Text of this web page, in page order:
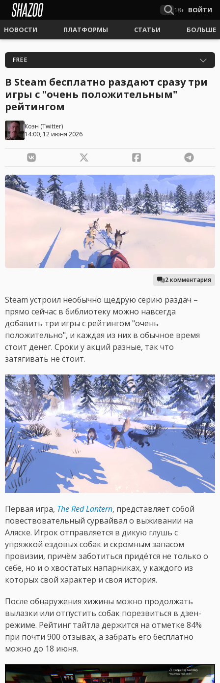
18+ ВОЙТИ
НОВОСТИ ПЛАТФОРМЫ СТАТЬИ БОЛЬШЕ
FREE
В Steam бесплатно раздают сразу три
игры с "очень положительным"
рейтингом
Коэн (Twitter)
14:00, 12 июня 2026
2 комментария
Steam устроил необычно щедрую серию раздач –
прямо сейчас в библиотеку можно навсегда
добавить три игры с рейтингом "очень
положительно", и каждая из них в обычное время
стоит денег. Сроки у акций разные, так что
затягивать не стоит.
Первая игра, The Red Lantern, представляет собой
повествовательный сурвайвал о выживании на
Аляске. Игрок отправляется в дикую глушь с
упряжкой ездовых собак и скромным запасом
провизии, причём заботиться придётся не только о
себе, но и о хвостатых напарниках, у каждого из
которых свой характер и своя история.
После обнаружения хижины можно продолжать
вылазки или отпустить собак порезвиться в дзен-
режиме. Рейтинг тайтла держится на отметке 84%
при почти 900 отзывах, а забрать его бесплатно
можно до 18 июня.